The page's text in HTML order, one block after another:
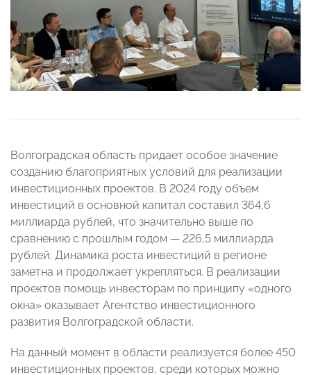
Волгоградская область придает особое значение
созданию благоприятных условий для реализации
инвестиционных проектов. В 2024 году объем
инвестиций в основной капитал составил 364,6
миллиарда рублей, что значительно выше по
сравнению с прошлым годом — 226,5 миллиарда
рублей. Динамика роста инвестиций в регионе
заметна и продолжает укрепляться. В реализации
проектов помощь инвесторам по принципу «одного
окна» оказывает Агентство инвестиционного
развития Волгоградской области.
На данный момент в области реализуется более 450
инвестиционных проектов, среди которых можно